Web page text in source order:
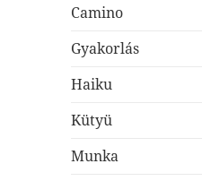
Camino
Gyakorlás
Haiku
Kütyü
Munka